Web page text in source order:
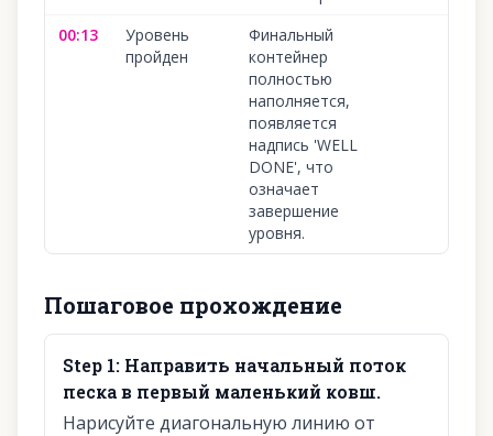
00:13
Уровень
пройден
Финальный
контейнер
полностью
наполняется,
появляется
надпись 'WELL
DONE', что
означает
завершение
уровня.
Пошаговое прохождение
Step 1: Направить начальный поток
песка в первый маленький ковш.
Нарисуйте диагональную линию от